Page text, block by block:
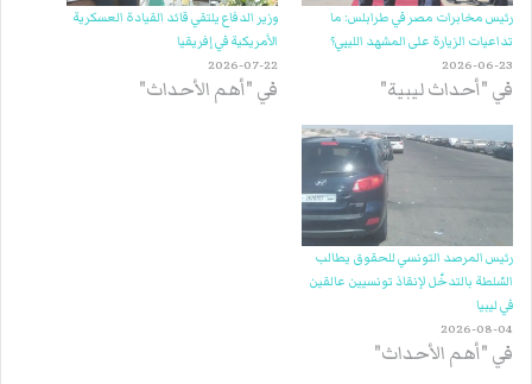
رئيس مخابرات مصر في طرابلس: ما
تداعيات الزيارة على المشهد الليبي؟
2026-06-23
في "أحداث ليبية"
وزير الدفاع يلتقي قائد القيادة العسكرية
الأمريكية في إفريقيا
2026-07-22
في "أهم الأحداث"
رئيس المرصد التونسي للحقوق يطالب
السّلطة بالتدخّل لإنقاذ تونسيين عالقين
في ليبيا
2026-08-04
في "أهم الأحداث"